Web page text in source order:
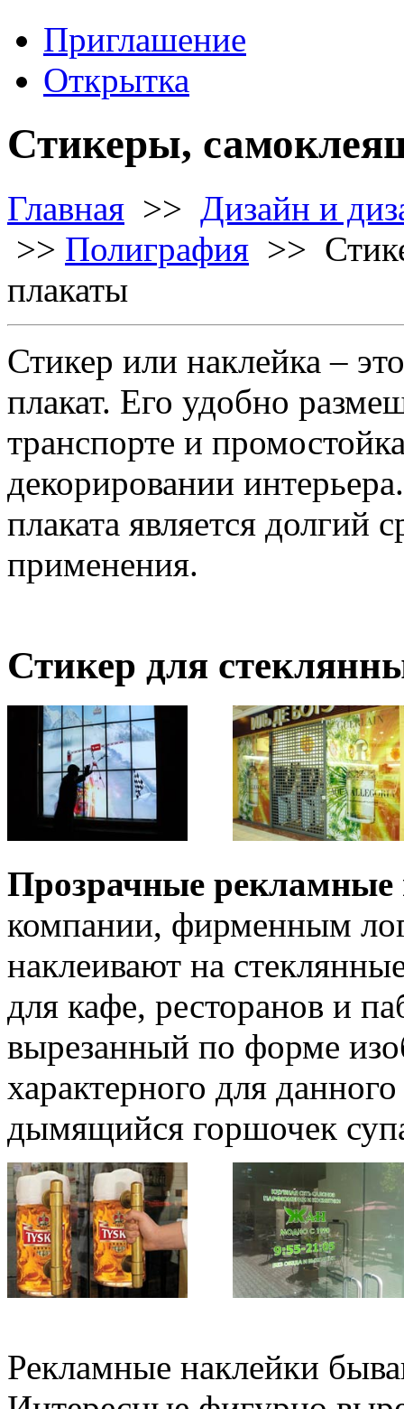
Приглашение
Открытка
Стикеры,
Главная >> Дизайн и
>> Полиграфия >>
плакаты
Стикер или наклейка –
плакат. Его удобно
транспорте и
декорировании
плаката является долгий
применения.
Стикер для
Прозрачные рекламные
компании, фирменным
наклеивают на
для кафе, ресторанов и
вырезанный по форме
характерного для
дымящийся горшочек
Рекламные наклейки